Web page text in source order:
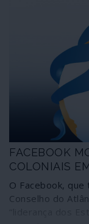
FACEBOOK
COLONIAIS
O Facebook, que
Conselho do